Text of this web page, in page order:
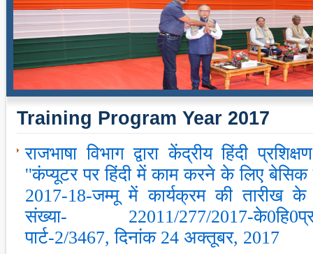
Training Program Year 2017
राजभाषा विभाग द्वारा केंद्रीय हिंदी
''कंप्‍यूटर पर हिंदी में काम करने के लिए बेसिक
2017-18-जम्‍मू में कार्यक्रम की तारीख के
संख्‍या- 22011/277/2017-
पार्ट-2/3467, दिनांक 24 अक्‍तूबर, 2017